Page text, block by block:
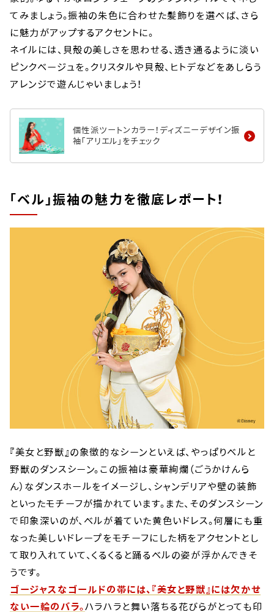
てみましょう。振袖の朱色に合わせた髪飾りを選べば、さら
に魅力がアップするアクセントに。
ネイルには、貝殻の美しさを思わせる、透き通るように淡い
ピンクベージュを。クリスタルや貝殻、ヒトデなどをあしらう
アレンジで遊んじゃいましょう！
個性派ツートンカラー！ディズニーデザイン振
袖「アリエル」をチェック
「ベル」振袖の魅力を徹底レポート！
『美女と野獣』の象徴的なシーンといえば、やっぱりベルと
野獣のダンスシーン。この振袖は豪華絢爛（ごうかけんら
ん）なダンスホールをイメージし、シャンデリアや壁の装飾
といったモチーフが描かれています。また、そのダンスシーン
で印象深いのが、ベルが着ていた黄色いドレス。何層にも重
なった美しいドレープをモチーフにした柄をアクセントとし
て取り入れていて、くるくると踊るベルの姿が浮かんできそ
うです。
ゴージャスなゴールドの帯には、『美女と野獣』には欠かせ
ない一輪のバラ。 ハラハラと舞い落ちる花びらがとっても印